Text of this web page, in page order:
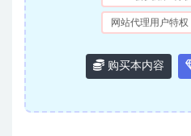
网站代理用户特权
购买本内容